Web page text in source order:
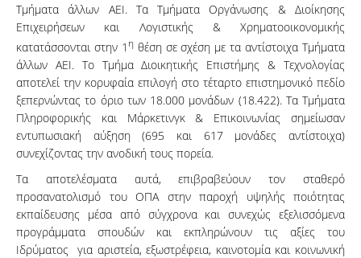
Τμήματα άλλων ΑΕΙ. Τα Τμήματα Οργάνωσης & Διοίκησης
Επιχειρήσεων και Λογιστικής & Χρηματοοικονομικής
κατατάσσονται στην 1 η θέση σε σχέση με τα αντίστοιχα Τμήματα
άλλων ΑΕΙ. Το Τμήμα Διοικητικής Επιστήμης & Τεχνολογίας
αποτελεί την κορυφαία επιλογή στο τέταρτο επιστημονικό πεδίο
ξεπερνώντας το όριο των 18.000 μονάδων (18.422). Τα Τμήματα
Πληροφορικής και Μάρκετινγκ & Επικοινωνίας σημείωσαν
εντυπωσιακή αύξηση (695 και 617 μονάδες αντίστοιχα)
συνεχίζοντας την ανοδική τους πορεία.
Τα αποτελέσματα αυτά, επιβραβεύουν τον σταθερό
προσανατολισμό του ΟΠΑ στην παροχή υψηλής ποιότητας
εκπαίδευσης μέσα από σύγχρονα και συνεχώς εξελισσόμενα
προγράμματα σπουδών και εκπληρώνουν τις αξίες του
Ιδρύματος για αριστεία, εξωστρέφεια, καινοτομία και κοινωνική